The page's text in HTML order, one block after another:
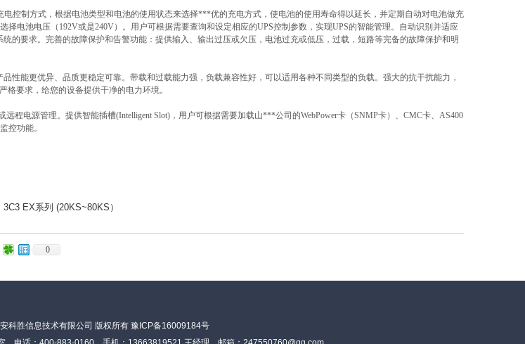
控制方式，根据电池类型和电池的使用状态来选择***优的充电方式，使电池的使用寿命得以延长，并定期自动对电池做充
择电池电压（ 192V或是240V）。用户可根据需要查询和设定相应的UPS控制参数，实现UPS的智能管理。自动识别并适应
统的要求。完善的故障保护和告警功能：提供输入、输出过压或欠压，电池过充或低压，过载，短路等完备的故障保护和明
性能更优异、品质更稳定可靠。带载和过载能力强，负载兼容性好，可以适用各种不同类型的负载。强大的抗干扰能力，
格要求，给您的设备提供干净的电力环境。
远程电源管理。提供智能插槽(Intelligent Slot) ，用户可根据需要加载山***公司的WebPower卡（SNMP卡）、 CMC卡、 AS400
控功能。
3C3 EX系列 (20KS~80KS）
0
科胜信息技术有限公司 版权所有 豫ICP备16009184号